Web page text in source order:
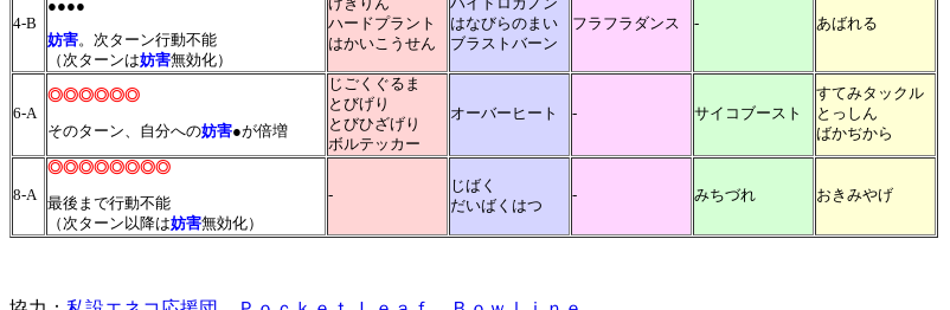
4-B
●●●●
妨害。次ターン行動不能
（次ターンは妨害無効化）
げきりん
ハードプラント
はかいこうせん
ハイドロカノン
はなびらのまい
ブラストバーン
フラフラダンス - あばれる
6-A
◎◎◎◎◎◎
そのターン、自分への妨害●が倍増
じごくぐるま
とびげり
とびひざげり
ボルテッカー
オーバーヒート - サイコブースト
すてみタックル
とっしん
ばかぢから
8-A
◎◎◎◎◎◎◎◎
最後まで行動不能
（次ターン以降は妨害無効化）
-
じばく
だいばくはつ
- みちづれ おきみやげ